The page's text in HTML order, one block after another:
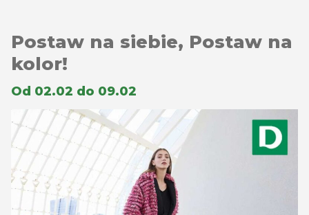
Postaw na siebie, Postaw na
kolor!
Od 02.02 do 09.02